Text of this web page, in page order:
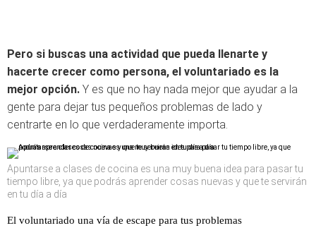
Pero si buscas una actividad que pueda llenarte y
hacerte crecer como persona, el voluntariado es la
mejor opción. Y es que no hay nada mejor que ayudar a la
gente para dejar tus pequeños problemas de lado y
centrarte en lo que verdaderamente importa.
Apuntarse a clases de cocina es una muy buena idea para pasar tu
tiempo libre, ya que podrás aprender cosas nuevas y que te servirán
en tu día a día
El voluntariado una vía de escape para tus problemas